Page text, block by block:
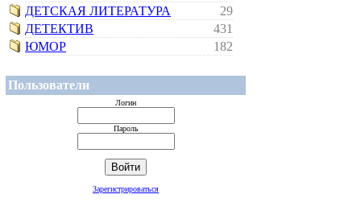
ДЕТСКАЯ ЛИТЕРАТУРА
29
ДЕТЕКТИВ
431
ЮМОР
182
Пользователи
Логин
Пароль
Зарегистрироваться